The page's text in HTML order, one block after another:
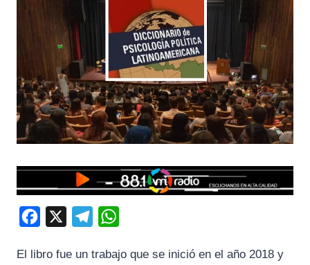
c
l
a
El libro fue un trabajo que se inició en el año 2018 y